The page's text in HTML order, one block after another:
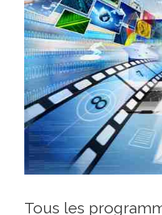
Tous les